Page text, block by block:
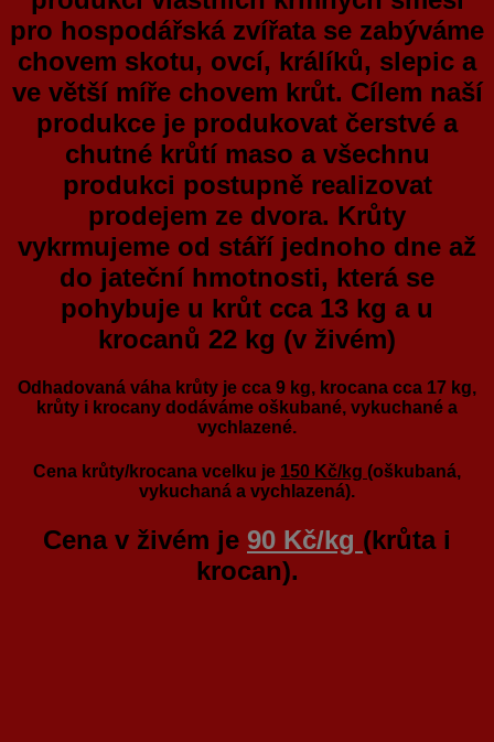
pro hospodářská zvířata se zabýváme
chovem skotu, ovcí, králíků, slepic a
ve větší míře chovem krůt. Cílem naší
produkce je produkovat čerstvé a
chutné krůtí maso a všechnu
produkci postupně realizovat
prodejem ze dvora. Krůty
vykrmujeme od stáří jednoho dne až
do jateční hmotnosti, která se
pohybuje u krůt cca 13 kg a u
krocanů 22 kg (v živém)
Odhadovaná váha krůty je cca 9 kg, krocana cca 17 kg,
krůty i krocany dodáváme oškubané, vykuchané a
vychlazené.
Cena krůty/krocana vcelku je 150 Kč/kg (oškubaná,
vykuchaná a vychlazená).
Cena v živém je 90 Kč/kg (krůta i
krocan).